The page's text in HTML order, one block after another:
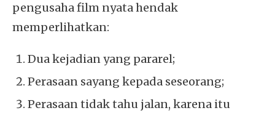
pengusaha film nyata hendak
memperlihatkan:
Dua kejadian yang pararel;
Perasaan sayang kepada seseorang;
Perasaan tidak tahu jalan, karena itu